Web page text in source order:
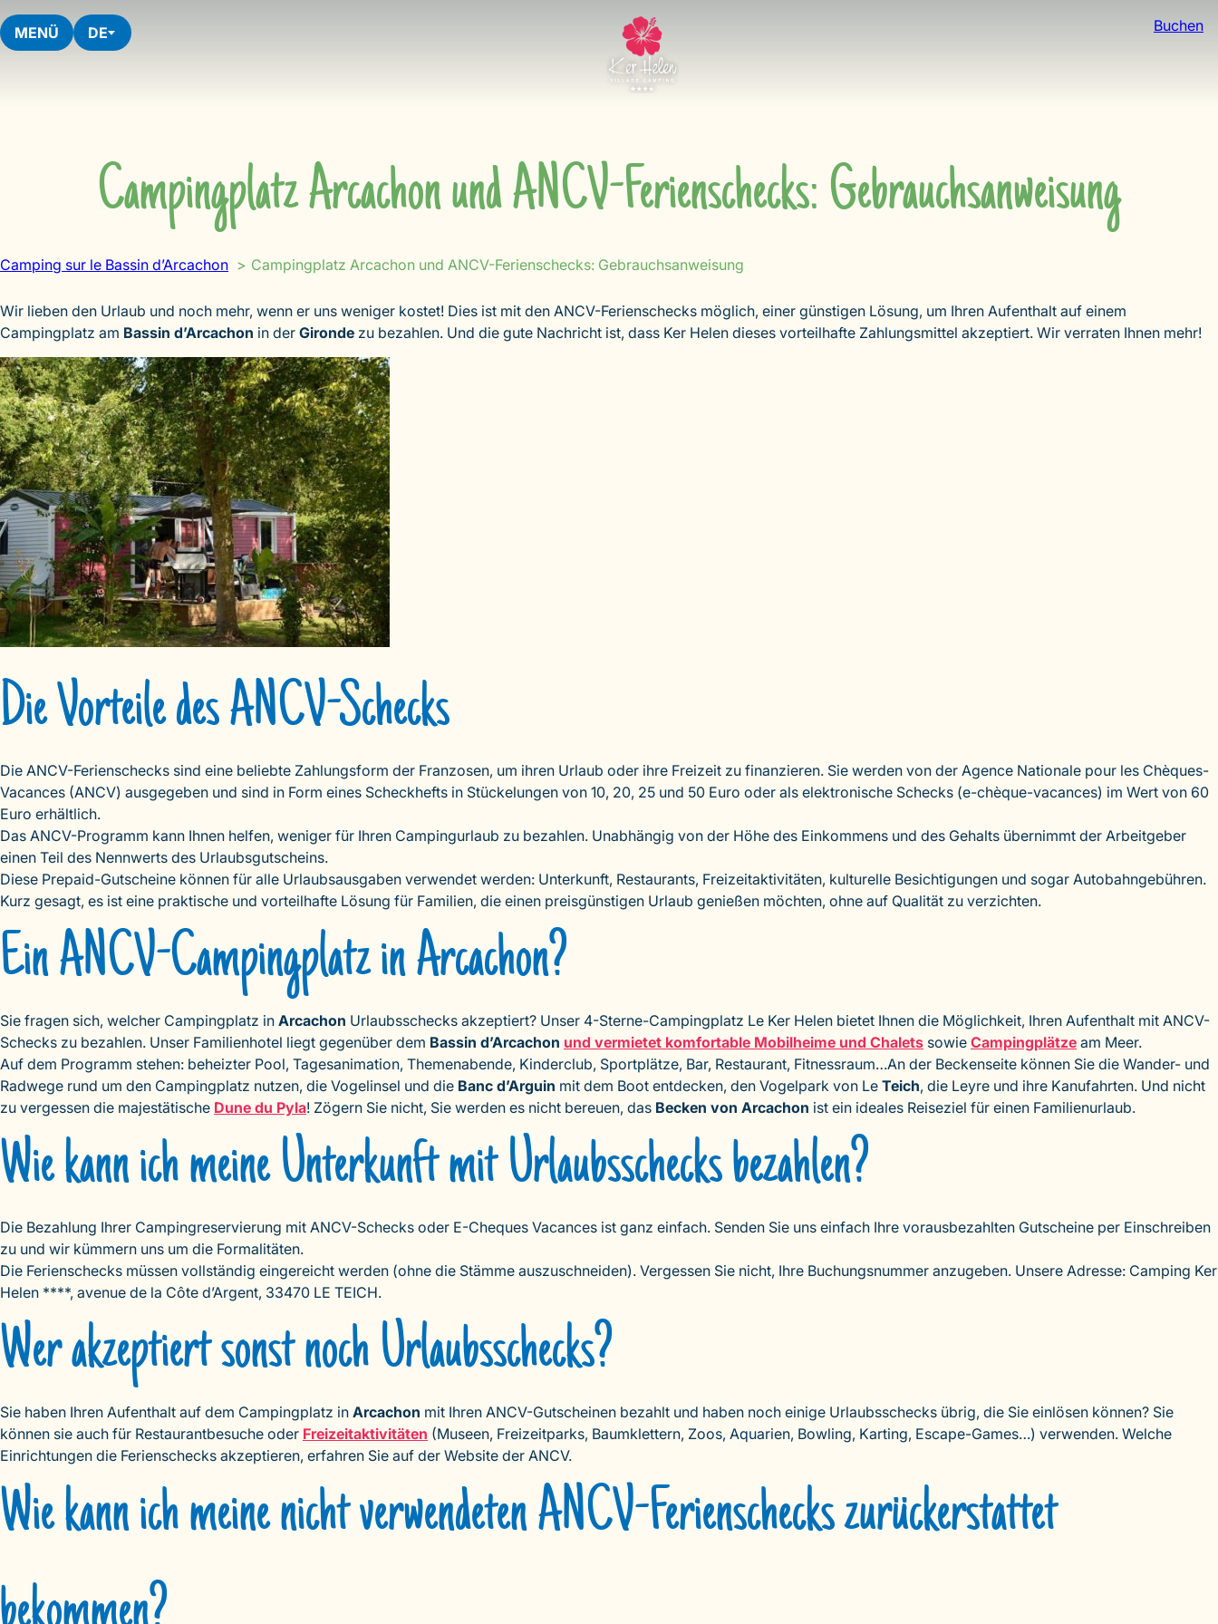
Skip
to
content
MENÜ DE Buchen
Campingplatz Arcachon und ANCV-Ferienschecks: Gebrauchsanweisung
Camping sur le Bassin d’Arcachon Campingplatz Arcachon und ANCV-Ferienschecks: Gebrauchsanweisung
Wir lieben den Urlaub und noch mehr, wenn er uns weniger kostet! Dies ist mit den ANCV-Ferienschecks möglich, einer günstigen Lösung, um Ihren Aufenthalt auf einem
Campingplatz am Bassin d’Arcachon in der Gironde zu bezahlen. Und die gute Nachricht ist, dass Ker Helen dieses vorteilhafte Zahlungsmittel akzeptiert. Wir verraten Ihnen mehr!
Die Vorteile des ANCV-Schecks
Die ANCV-Ferienschecks sind eine beliebte Zahlungsform der Franzosen, um ihren Urlaub oder ihre Freizeit zu finanzieren. Sie werden von der Agence Nationale pour les Chèques-
Vacances (ANCV) ausgegeben und sind in Form eines Scheckhefts in Stückelungen von 10, 20, 25 und 50 Euro oder als elektronische Schecks (e-chèque-vacances) im Wert von 60
Euro erhältlich.
Das ANCV-Programm kann Ihnen helfen, weniger für Ihren Campingurlaub zu bezahlen. Unabhängig von der Höhe des Einkommens und des Gehalts übernimmt der Arbeitgeber
einen Teil des Nennwerts des Urlaubsgutscheins.
Diese Prepaid-Gutscheine können für alle Urlaubsausgaben verwendet werden: Unterkunft, Restaurants, Freizeitaktivitäten, kulturelle Besichtigungen und sogar Autobahngebühren.
Kurz gesagt, es ist eine praktische und vorteilhafte Lösung für Familien, die einen preisgünstigen Urlaub genießen möchten, ohne auf Qualität zu verzichten.
Ein ANCV-Campingplatz in Arcachon?
Sie fragen sich, welcher Campingplatz in Arcachon Urlaubsschecks akzeptiert? Unser 4-Sterne-Campingplatz Le Ker Helen bietet Ihnen die Möglichkeit, Ihren Aufenthalt mit ANCV-
Schecks zu bezahlen. Unser Familienhotel liegt gegenüber dem Bassin d’Arcachon und vermietet komfortable Mobilheime und Chalets sowie Campingplätze am Meer.
Auf dem Programm stehen: beheizter Pool, Tagesanimation, Themenabende, Kinderclub, Sportplätze, Bar, Restaurant, Fitnessraum…An der Beckenseite können Sie die Wander- und
Radwege rund um den Campingplatz nutzen, die Vogelinsel und die Banc d’Arguin mit dem Boot entdecken, den Vogelpark von Le Teich, die Leyre und ihre Kanufahrten. Und nicht
zu vergessen die majestätische Dune du Pyla! Zögern Sie nicht, Sie werden es nicht bereuen, das Becken von Arcachon ist ein ideales Reiseziel für einen Familienurlaub.
Wie kann ich meine Unterkunft mit Urlaubsschecks bezahlen?
Die Bezahlung Ihrer Campingreservierung mit ANCV-Schecks oder E-Cheques Vacances ist ganz einfach. Senden Sie uns einfach Ihre vorausbezahlten Gutscheine per Einschreiben
zu und wir kümmern uns um die Formalitäten.
Die Ferienschecks müssen vollständig eingereicht werden (ohne die Stämme auszuschneiden). Vergessen Sie nicht, Ihre Buchungsnummer anzugeben. Unsere Adresse: Camping Ker
Helen ****, avenue de la Côte d’Argent, 33470 LE TEICH.
Wer akzeptiert sonst noch Urlaubsschecks?
Sie haben Ihren Aufenthalt auf dem Campingplatz in Arcachon mit Ihren ANCV-Gutscheinen bezahlt und haben noch einige Urlaubsschecks übrig, die Sie einlösen können? Sie
können sie auch für Restaurantbesuche oder Freizeitaktivitäten (Museen, Freizeitparks, Baumklettern, Zoos, Aquarien, Bowling, Karting, Escape-Games…) verwenden. Welche
Einrichtungen die Ferienschecks akzeptieren, erfahren Sie auf der Website der ANCV.
Wie kann ich meine nicht verwendeten ANCV-Ferienschecks zurückerstattet